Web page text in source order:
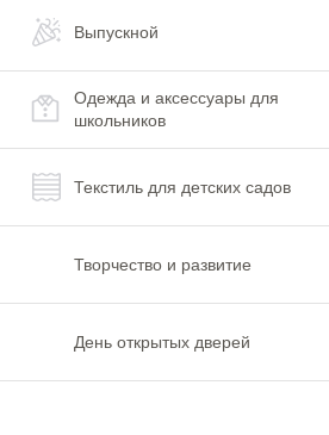
Выпускной
Одежда и аксессуары для
школьников
Текстиль для детских садов
Творчество и развитие
День открытых дверей